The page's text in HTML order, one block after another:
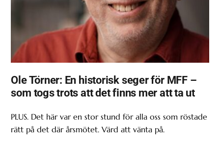
Ole Törner: En historisk seger för MFF –
som togs trots att det finns mer att ta ut
PLUS. Det här var en stor stund för alla oss som röstade
rätt på det där årsmötet. Värd att vänta på.